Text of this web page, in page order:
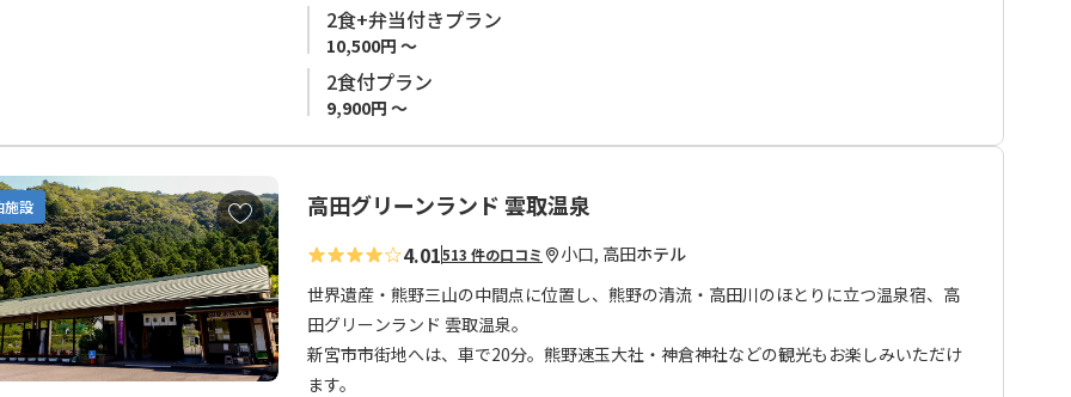
2食+弁当付きプラン
10,500円 ～
2食付プラン
9,900円 ～
施設
お
気
に
入
り
に
追
高田グリーンランド 雲取温泉
4.01513 件の口コミ 小口, 高田ホテル
世界遺産・熊野三山の中間点に位置し、熊野の清流・高田川のほとりに立つ温泉宿、高
田グリーンランド 雲取温泉。
新宮市市街地へは、車で20分。熊野速玉大社・神倉神社などの観光もお楽しみいただけ
ます。